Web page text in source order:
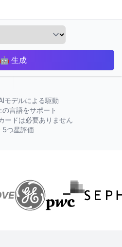
🤖 生成
モデルによる駆動
言語をサポート
ードは必要ありません
5つ星評価